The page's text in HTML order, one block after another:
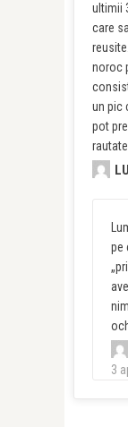
ultimii
care
noroc
un pic
pot
pe
3